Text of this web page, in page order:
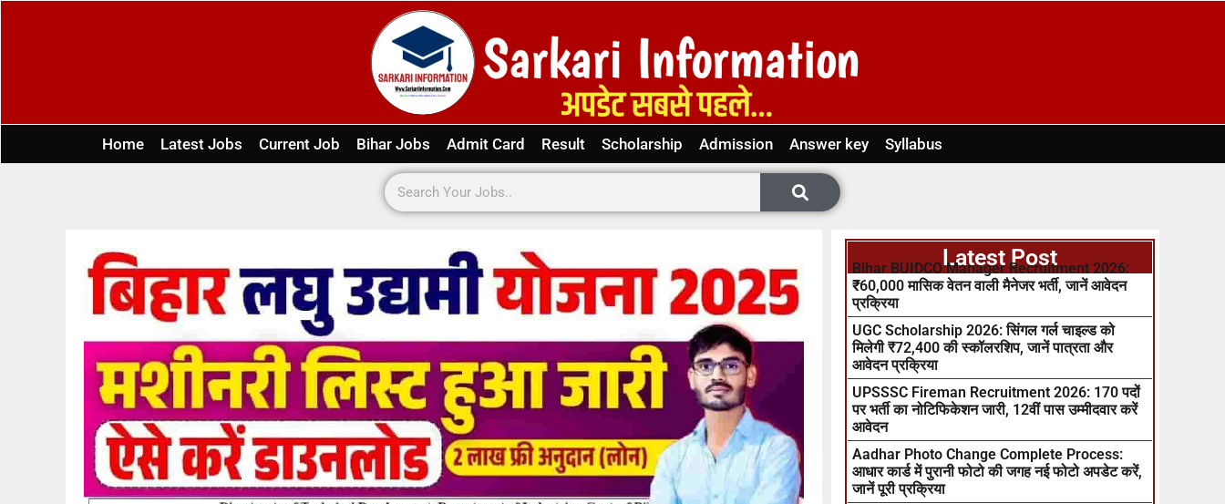
Home Latest Jobs Current Job Bihar Jobs Admit Card Result Scholarship Admission Answer key Syllabus
Latest Post
Bihar BUIDCO Manager Recruitment 2026:
₹60,000 मासिक वेतन वाली मैनेजर भर्ती, जानें आवेदन
प्रक्रिया
UGC Scholarship 2026: सिंगल गर्ल चाइल्ड को
मिलेगी ₹72,400 की स्कॉलरशिप, जानें पात्रता और
आवेदन प्रक्रिया
UPSSSC Fireman Recruitment 2026: 170 पदों
पर भर्ती का नोटिफिकेशन जारी, 12वीं पास उम्मीदवार करें
आवेदन
Aadhar Photo Change Complete Process:
आधार कार्ड में पुरानी फोटो की जगह नई फोटो अपडेट करें,
जानें पूरी प्रक्रिया